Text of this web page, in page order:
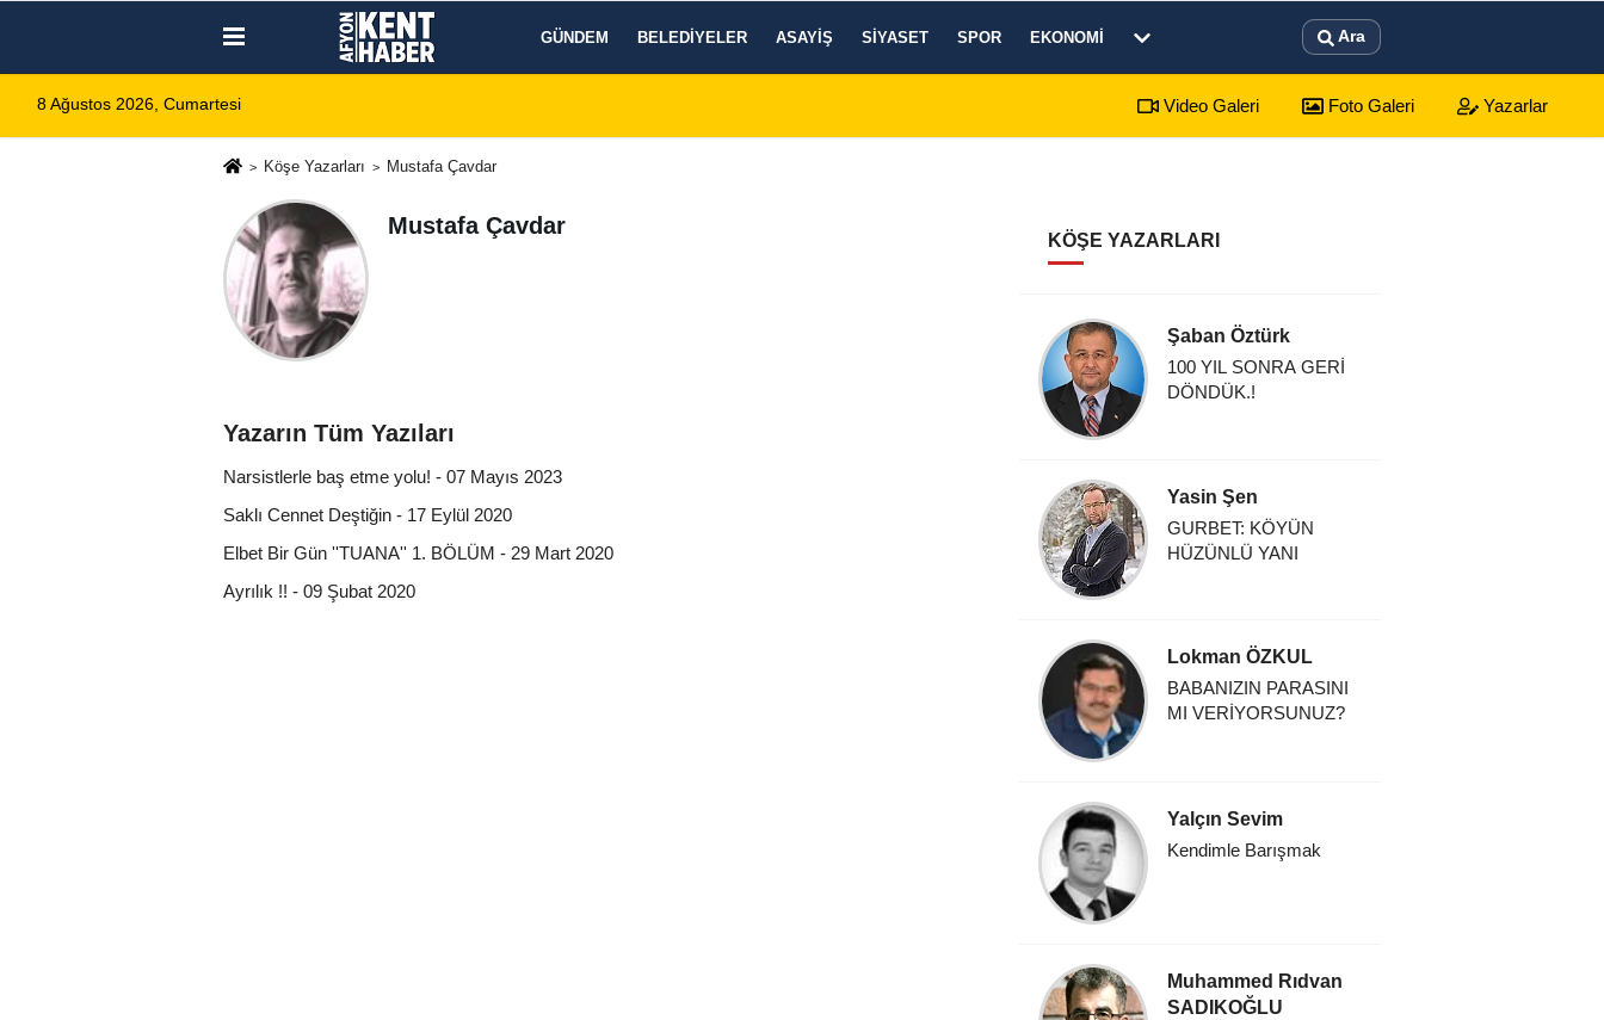
GÜNDEM BELEDIYELER ASAYIŞ SIYASET SPOR EKONOMI Ara
8 Ağustos 2026, Cumartesi Video Galeri Foto Galeri Yazarlar
Köşe Yazarları Mustafa Çavdar
Mustafa Çavdar
Yazarın Tüm Yazıları
Narsistlerle baş etme yolu! - 07 Mayıs 2023
Saklı Cennet Deştiğin - 17 Eylül 2020
Elbet Bir Gün ''TUANA'' 1. BÖLÜM - 29 Mart 2020
Ayrılık !! - 09 Şubat 2020
KÖŞE YAZARLARI
Şaban Öztürk
100 YIL SONRA GERİ
DÖNDÜK.!
Yasin Şen
GURBET: KÖYÜN
HÜZÜNLÜ YANI
Lokman ÖZKUL
BABANIZIN PARASINI
MI VERİYORSUNUZ?
Yalçın Sevim
Kendimle Barışmak
Muhammed Rıdvan
SADIKOĞLU